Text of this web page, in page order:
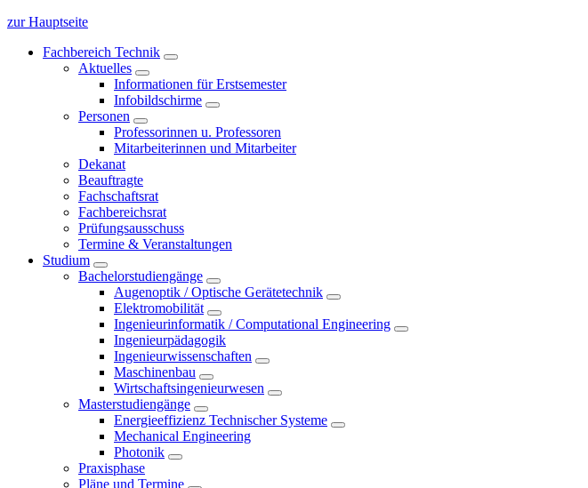
zur Hauptseite
Fachbereich Technik
Aktuelles
Informationen für Erstsemester
Infobildschirme
Personen
Professorinnen u. Professoren
Mitarbeiterinnen und Mitarbeiter
Dekanat
Beauftragte
Fachschaftsrat
Fachbereichsrat
Prüfungsausschuss
Termine & Veranstaltungen
Studium
Bachelorstudiengänge
Augenoptik / Optische Gerätetechnik
Elektromobilität
Ingenieurinformatik / Computational Engineering
Ingenieurpädagogik
Ingenieurwissenschaften
Maschinenbau
Wirtschaftsingenieurwesen
Masterstudiengänge
Energieeffizienz Technischer Systeme
Mechanical Engineering
Photonik
Praxisphase
Pläne und Termine